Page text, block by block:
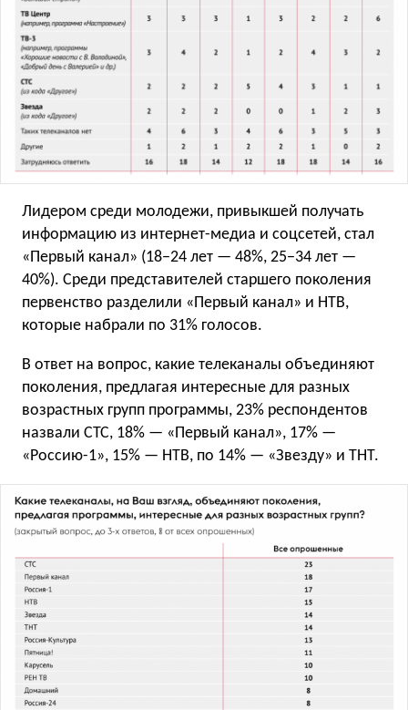
Лидером среди молодежи, привыкшей получать
информацию из интернет-медиа и соцсетей, стал
«Первый канал» (18−24 лет — 48%, 25−34 лет —
40%). Среди представителей старшего поколения
первенство разделили «Первый канал» и НТВ,
которые набрали по 31% голосов.
В ответ на вопрос, какие телеканалы объединяют
поколения, предлагая интересные для разных
возрастных групп программы, 23% респондентов
назвали СТС, 18% — «Первый канал», 17% —
«Россию-1», 15% — НТВ, по 14% — «Звезду» и ТНТ.